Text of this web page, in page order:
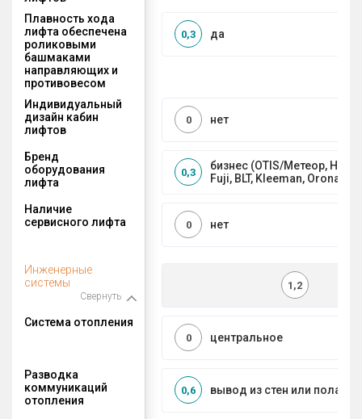
Плавность хода
лифта обеспечена
роликовыми
башмаками
направляющих и
противовесом
да
0,3
Индивидуальный
дизайн кабин
лифтов
нет
0
Бренд
оборудования
лифта
бизнес (OTIS/Метеор,
Fuji, BLT, Kleeman, Orona)
0,3
Наличие
сервисного лифта
нет
0
Инженерные
системы
Свернуть
1,2
Система отопления
центральное
0
Разводка
коммуникаций
отопления
вывод из стен или пола
0,6